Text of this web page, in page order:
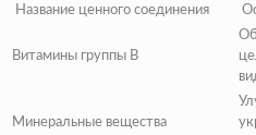
Название ценного соединения
Витамины группы B
Минеральные вещества